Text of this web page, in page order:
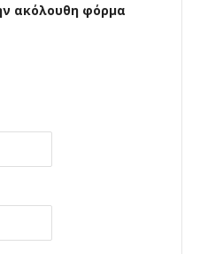
ακόλουθη φόρμα